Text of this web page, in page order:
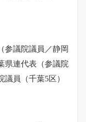
参議院議員／静岡
県連代表（参議院
員（千葉5区）